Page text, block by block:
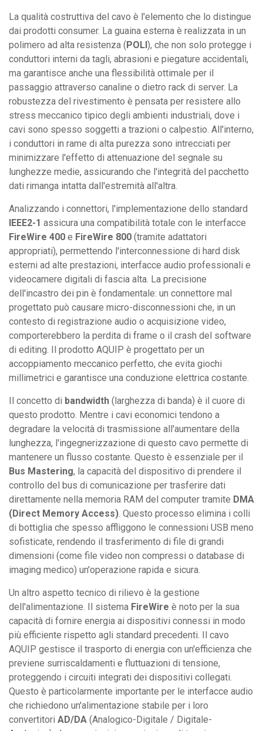
La qualità costruttiva del cavo è l'elemento che lo distingue
dai prodotti consumer. La guaina esterna è realizzata in un
polimero ad alta resistenza (POLI), che non solo protegge i
conduttori interni da tagli, abrasioni e piegature accidentali,
ma garantisce anche una flessibilità ottimale per il
passaggio attraverso canaline o dietro rack di server. La
robustezza del rivestimento è pensata per resistere allo
stress meccanico tipico degli ambienti industriali, dove i
cavi sono spesso soggetti a trazioni o calpestio. All'interno,
i conduttori in rame di alta purezza sono intrecciati per
minimizzare l'effetto di attenuazione del segnale su
lunghezze medie, assicurando che l'integrità del pacchetto
dati rimanga intatta dall'estremità all'altra.
Analizzando i connettori, l'implementazione dello standard
IEEE2-1 assicura una compatibilità totale con le interfacce
FireWire 400 e FireWire 800 (tramite adattatori
appropriati), permettendo l'interconnessione di hard disk
esterni ad alte prestazioni, interfacce audio professionali e
videocamere digitali di fascia alta. La precisione
dell'incastro dei pin è fondamentale: un connettore mal
progettato può causare micro-disconnessioni che, in un
contesto di registrazione audio o acquisizione video,
comporterebbero la perdita di frame o il crash del software
di editing. Il prodotto AQUIP è progettato per un
accoppiamento meccanico perfetto, che evita giochi
millimetrici e garantisce una conduzione elettrica costante.
Il concetto di bandwidth (larghezza di banda) è il cuore di
questo prodotto. Mentre i cavi economici tendono a
degradare la velocità di trasmissione all'aumentare della
lunghezza, l'ingegnerizzazione di questo cavo permette di
mantenere un flusso costante. Questo è essenziale per il
Bus Mastering, la capacità del dispositivo di prendere il
controllo del bus di comunicazione per trasferire dati
direttamente nella memoria RAM del computer tramite DMA
(Direct Memory Access) . Questo processo elimina i colli
di bottiglia che spesso affliggono le connessioni USB meno
sofisticate, rendendo il trasferimento di file di grandi
dimensioni (come file video non compressi o database di
imaging medico) un'operazione rapida e sicura.
Un altro aspetto tecnico di rilievo è la gestione
dell'alimentazione. Il sistema FireWire è noto per la sua
capacità di fornire energia ai dispositivi connessi in modo
più efficiente rispetto agli standard precedenti. Il cavo
AQUIP gestisce il trasporto di energia con un'efficienza che
previene surriscaldamenti e fluttuazioni di tensione,
proteggendo i circuiti integrati dei dispositivi collegati.
Questo è particolarmente importante per le interfacce audio
che richiedono un'alimentazione stabile per i loro
convertitori AD/DA (Analogico-Digitale / Digitale-